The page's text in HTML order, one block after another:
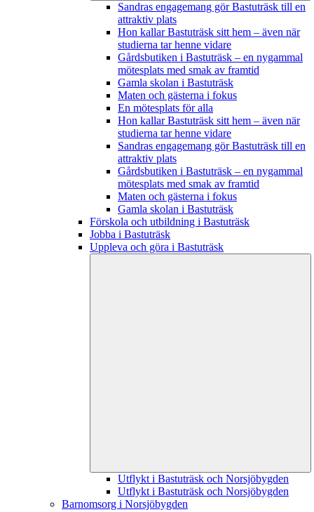
Sandras engagemang gör Bastuträsk till en
attraktiv plats
Hon kallar Bastuträsk sitt hem – även när
studierna tar henne vidare
Gårdsbutiken i Bastuträsk – en nygammal
mötesplats med smak av framtid
Gamla skolan i Bastuträsk
Maten och gästerna i fokus
En mötesplats för alla
Hon kallar Bastuträsk sitt hem – även när
studierna tar henne vidare
Sandras engagemang gör Bastuträsk till en
attraktiv plats
Gårdsbutiken i Bastuträsk – en nygammal
mötesplats med smak av framtid
Maten och gästerna i fokus
Gamla skolan i Bastuträsk
Förskola och utbildning i Bastuträsk
Jobba i Bastuträsk
Uppleva och göra i Bastuträsk
Utflykt i Bastuträsk och Norsjöbygden
Utflykt i Bastuträsk och Norsjöbygden
Barnomsorg i Norsjöbygden